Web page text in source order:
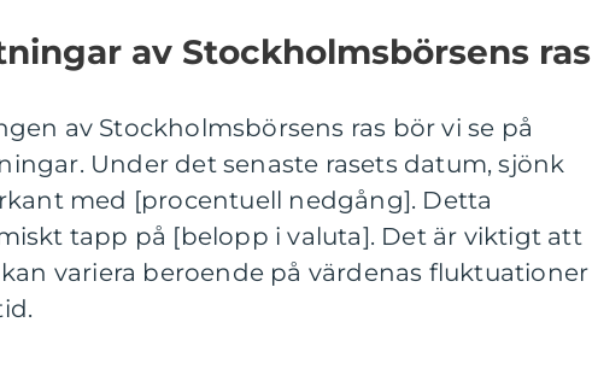
av Stockholmsbörsens ras
av Stockholmsbörsens ras bör vi se på
Under det senaste rasets datum, sjönk
med [procentuell nedgång]. Detta
tapp på [belopp i valuta]. Det är viktigt att
variera beroende på värdenas fluktuationer